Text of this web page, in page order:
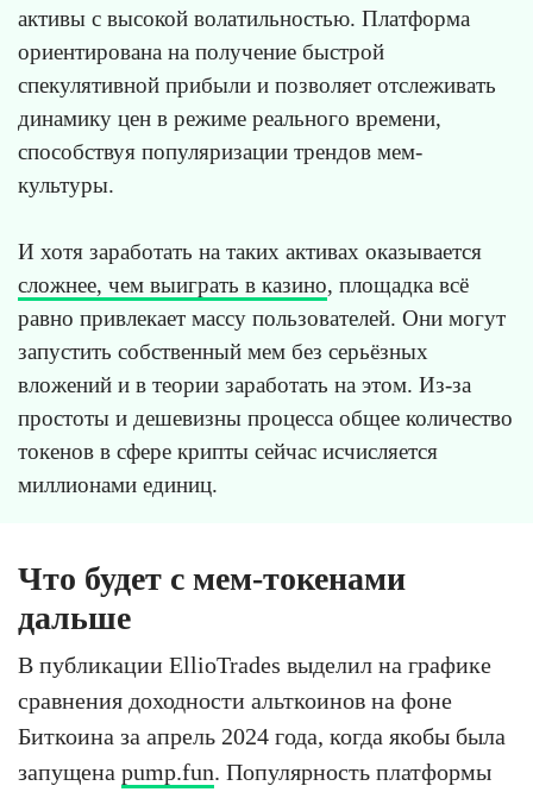
активы с высокой волатильностью. Платформа
ориентирована на получение быстрой
спекулятивной прибыли и позволяет отслеживать
динамику цен в режиме реального времени,
способствуя популяризации трендов мем-
культуры.
И хотя заработать на таких активах оказывается
сложнее, чем выиграть в казино, площадка всё
равно привлекает массу пользователей. Они могут
запустить собственный мем без серьёзных
вложений и в теории заработать на этом. Из-за
простоты и дешевизны процесса общее количество
токенов в сфере крипты сейчас исчисляется
миллионами единиц.
Что будет с мем-токенами
дальше
В публикации EllioTrades выделил на графике
сравнения доходности альткоинов на фоне
Биткоина за апрель 2024 года, когда якобы была
запущена pump.fun. Популярность платформы